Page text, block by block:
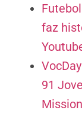
faz
91